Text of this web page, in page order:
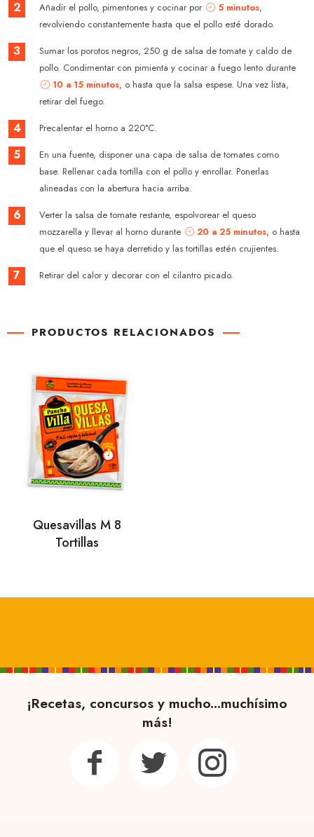
2 Añadir el pollo, pimentones y cocinar por 5 minutos,
revolviendo constantemente hasta que el pollo esté dorado.
3
Sumar los porotos negros, 250 g de salsa de tomate y caldo de
pollo. Condimentar con pimienta y cocinar a fuego lento durante
10 a 15 minutos, o hasta que la salsa espese. Una vez lista,
retirar del fuego.
4 Precalentar el horno a 220°C.
5
En una fuente, disponer una capa de salsa de tomates como
base. Rellenar cada tortilla con el pollo y enrollar. Ponerlas
alineadas con la abertura hacia arriba.
6
Verter la salsa de tomate restante, espolvorear el queso
mozzarella y llevar al horno durante
20 a 25 minutos, o hasta
que el queso se haya derretido y las tortillas estén crujientes.
7 Retirar del calor y decorar con el cilantro picado.
PRODUCTOS RELACIONADOS
Quesavillas M 8
Tortillas
¡Recetas, concursos y mucho...muchísimo
más!